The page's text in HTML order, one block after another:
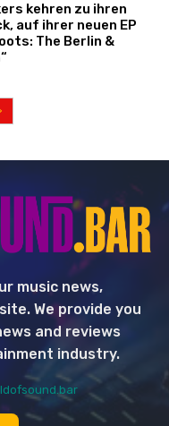
kehren zu ihren
auf ihrer neuen EP
The Berlin &
music news,
We provide you
and reviews
industry.